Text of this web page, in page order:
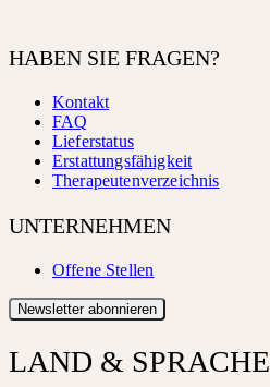
HABEN SIE FRAGEN?
Kontakt
FAQ
Lieferstatus
Erstattungsfähigkeit
Therapeutenverzeichnis
UNTERNEHMEN
Offene Stellen
Newsletter abonnieren
LAND & SPRACHE